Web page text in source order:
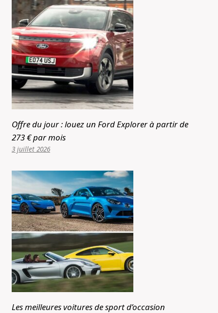
Offre du jour : louez un Ford Explorer à partir de
273 € par mois
3 juillet 2026
Les meilleures voitures de sport d’occasion